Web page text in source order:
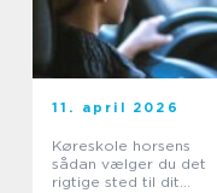
11. april 2026
Køreskole horsens
sådan vælger du det
rigtige sted til dit